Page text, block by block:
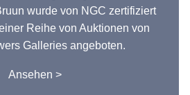
wurde von NGC zertifiziert
Reihe von Auktionen von
Galleries angeboten.
Ansehen >